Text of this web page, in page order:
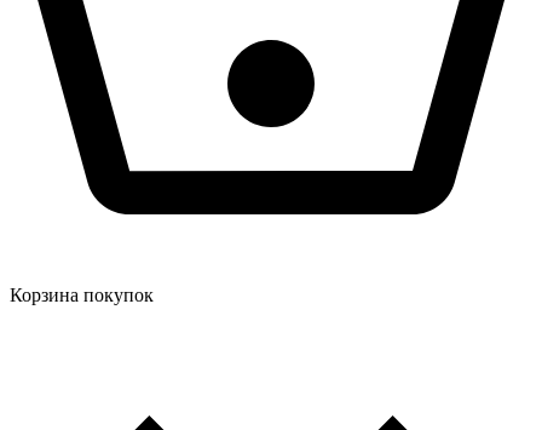
Корзина покупок